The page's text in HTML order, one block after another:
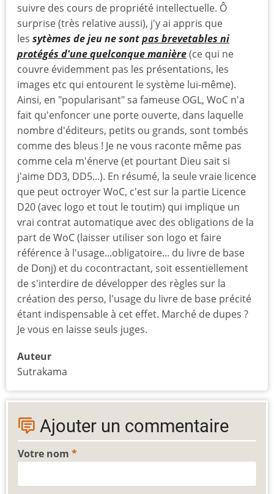
suivre des cours de propriété intellectuelle. Ô
surprise (très relative aussi), j'y ai appris que
les sytèmes de jeu ne sontpas brevetables ni
protégés d'une quelconque manière(ce qui ne
couvre évidemment pas les présentations, les
images etc qui entourent le système lui-même).
Ainsi, en "popularisant" sa fameuse OGL, WoC n'a
fait qu'enfoncer une porte ouverte, dans laquelle
nombre d'éditeurs, petits ou grands, sont tombés
comme des bleus ! Je ne vous raconte même pas
comme cela m'énerve (et pourtant Dieu sait si
j'aime DD3, DD5...). En résumé, la seule vraie licence
que peut octroyer WoC, c'est sur la partie Licence
D20 (avec logo et tout le toutim) qui implique un
vrai contrat automatique avec des obligations de la
part de WoC (laisser utiliser son logo et faire
référence à l'usage...obligatoire... du livre de base
de Donj) et du cocontractant, soit essentiellement
de s'interdire de développer des règles sur la
création des perso, l'usage du livre de base précité
étant indispensable à cet effet. Marché de dupes ?
Je vous en laisse seuls juges.
Auteur
Sutrakama
Ajouter un commentaire
Votre nom